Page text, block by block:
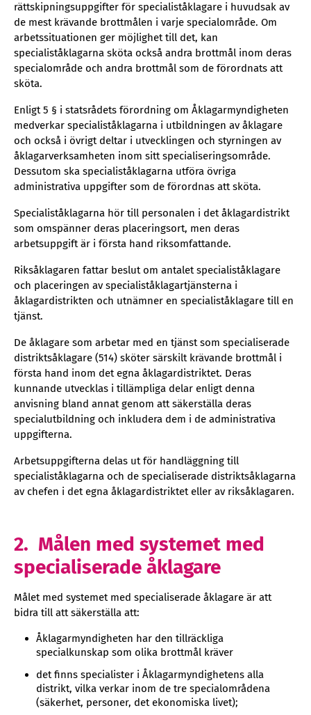
rättskipningsuppgifter för specialiståklagare i huvudsak av
de mest krävande brottmålen i varje specialområde. Om
arbetssituationen ger möjlighet till det, kan
specialiståklagarna sköta också andra brottmål inom deras
specialområde och andra brottmål som de förordnats att
sköta.
Enligt 5 § i statsrådets förordning om Åklagarmyndigheten
medverkar specialiståklagarna i utbildningen av åklagare
och också i övrigt deltar i utvecklingen och styrningen av
åklagarverksamheten inom sitt specialiseringsområde.
Dessutom ska specialiståklagarna utföra övriga
administrativa uppgifter som de förordnas att sköta.
Specialiståklagarna hör till personalen i det åklagardistrikt
som omspänner deras placeringsort, men deras
arbetsuppgift är i första hand riksomfattande.
Riksåklagaren fattar beslut om antalet specialiståklagare
och placeringen av specialiståklagartjänsterna i
åklagardistrikten och utnämner en specialiståklagare till en
tjänst.
De åklagare som arbetar med en tjänst som specialiserade
distriktsåklagare (514) sköter särskilt krävande brottmål i
första hand inom det egna åklagardistriktet. Deras
kunnande utvecklas i tillämpliga delar enligt denna
anvisning bland annat genom att säkerställa deras
specialutbildning och inkludera dem i de administrativa
uppgifterna.
Arbetsuppgifterna delas ut för handläggning till
specialiståklagarna och de specialiserade distriktsåklagarna
av chefen i det egna åklagardistriktet eller av riksåklagaren.
2. Målen med systemet med
specialiserade åklagare
Målet med systemet med specialiserade åklagare är att
bidra till att säkerställa att:
Åklagarmyndigheten har den tillräckliga
specialkunskap som olika brottmål kräver
det finns specialister i Åklagarmyndighetens alla
distrikt, vilka verkar inom de tre specialområdena
(säkerhet, personer, det ekonomiska livet);